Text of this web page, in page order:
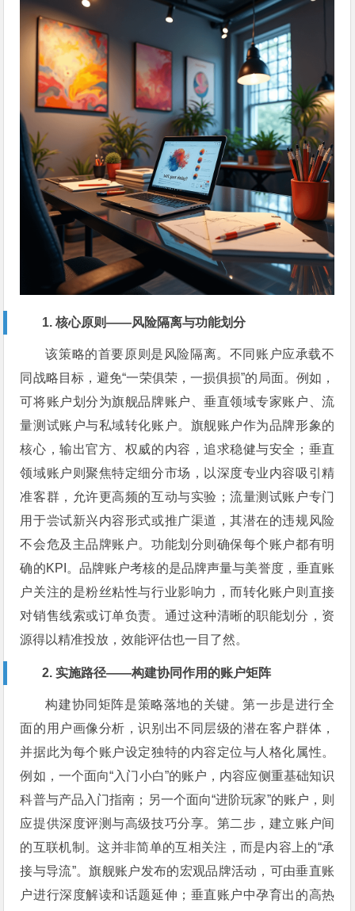
1. 核心原则——风险隔离与功能划分
该策略的首要原则是风险隔离。不同账户应承载不
同战略目标，避免“一荣俱荣，一损俱损”的局面。例如，
可将账户划分为旗舰品牌账户、垂直领域专家账户、流
量测试账户与私域转化账户。旗舰账户作为品牌形象的
核心，输出官方、权威的内容，追求稳健与安全；垂直
领域账户则聚焦特定细分市场，以深度专业内容吸引精
准客群，允许更高频的互动与实验；流量测试账户专门
用于尝试新兴内容形式或推广渠道，其潜在的违规风险
不会危及主品牌账户。功能划分则确保每个账户都有明
确的KPI。品牌账户考核的是品牌声量与美誉度，垂直账
户关注的是粉丝粘性与行业影响力，而转化账户则直接
对销售线索或订单负责。通过这种清晰的职能划分，资
源得以精准投放，效能评估也一目了然。
2. 实施路径——构建协同作用的账户矩阵
构建协同矩阵是策略落地的关键。第一步是进行全
面的用户画像分析，识别出不同层级的潜在客户群体，
并据此为每个账户设定独特的内容定位与人格化属性。
例如，一个面向“入门小白”的账户，内容应侧重基础知识
科普与产品入门指南；另一个面向“进阶玩家”的账户，则
应提供深度评测与高级技巧分享。第二步，建立账户间
的互联机制。这并非简单的互相关注，而是内容上的“承
接与导流”。旗舰账户发布的宏观品牌活动，可由垂直账
户进行深度解读和话题延伸；垂直账户中孕育出的高热